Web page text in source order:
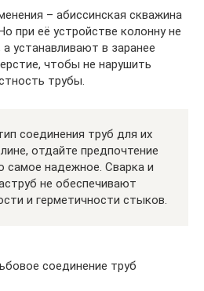
– абиссинская скважина
при её устройстве колонну не
устанавливают в заранее
чтобы не нарушить
трубы.
соединения труб для их
отдайте предпочтение
самое надежное. Сварка и
не обеспечивают
и герметичности стыков.
соединение труб